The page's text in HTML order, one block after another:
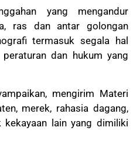
yang mengandur
ras dan antar golongan
termasuk segala hal
dan hukum yang
mengirim Materi
merek, rahasia dagang,
lain yang dimiliki